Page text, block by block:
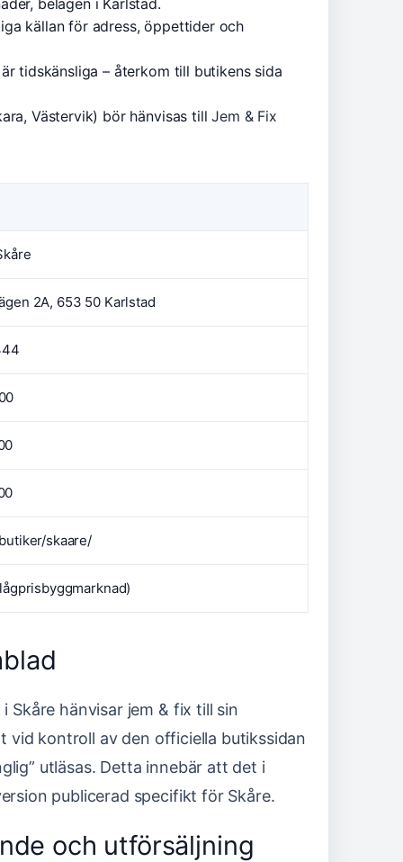
belägen i Karlstad.
källan för adress, öppettider och
tidskänsliga – återkom till butikens sida
Västervik) bör hänvisas tillJem & Fix
2A, 653 50 Karlstad
skaare/
Skåre hänvisar jem & fix till sin
kontroll av den officiella butikssidan
utläsas. Detta innebär att det i
publicerad specifikt för Skåre.
och utförsäljning